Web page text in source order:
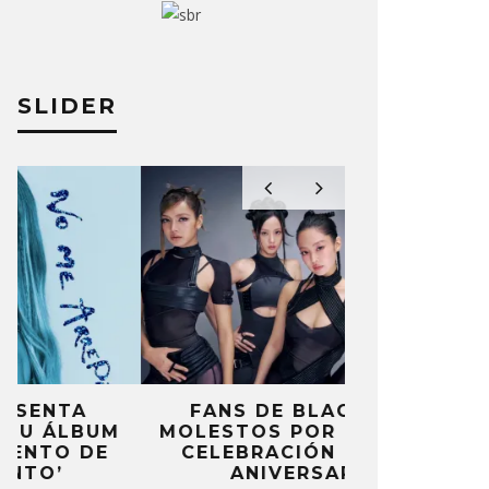
SLIDER
FANS DE BLACKPINK
MOLESTOS POR FALTA DE
CELEBRACIÓN DEL 10º
ANIVERSARIO